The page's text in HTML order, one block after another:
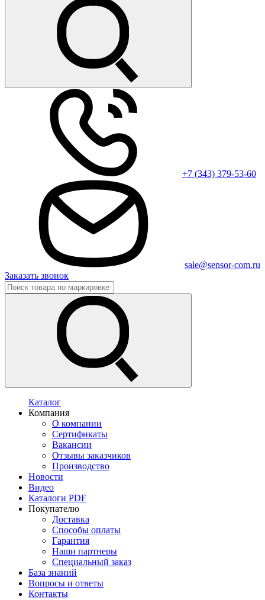
+7 (343) 379-53-60
sale@sensor-com.ru
Заказать звонок
Каталог
Компания
О компании
Сертификаты
Вакансии
Отзывы заказчиков
Производство
Новости
Видео
Каталоги PDF
Покупателю
Доставка
Способы оплаты
Гарантия
Наши партнеры
Специальный заказ
База знаний
Вопросы и ответы
Контакты